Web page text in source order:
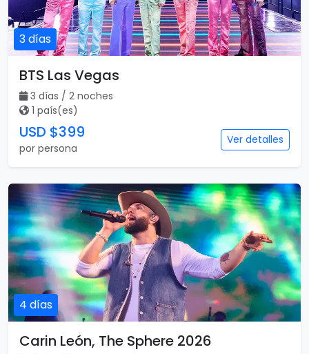
3 días
BTS Las Vegas
3 días / 2 noches
1 país(es)
USD $399
por persona
Ver detalles
4 días
Carin León, The Sphere 2026